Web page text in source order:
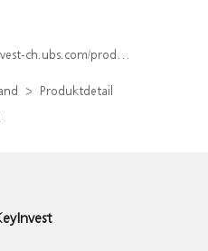
produkt/detail/index/isin/CH1578794427
Produktdetail